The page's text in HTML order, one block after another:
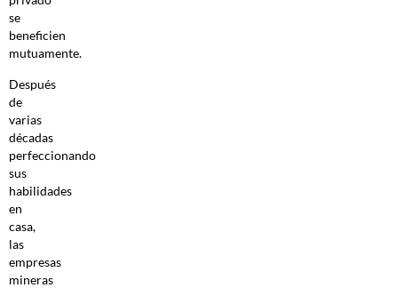
se
beneficien
mutuamente.
Después
de
varias
décadas
perfeccionando
sus
habilidades
en
casa,
las
empresas
mineras